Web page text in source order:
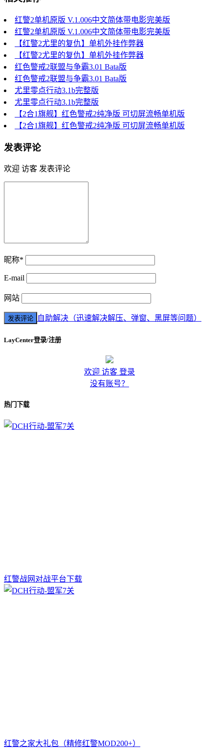
红警2单机原版 V.1.006中文简体带电影完美版
红警2单机原版 V.1.006中文简体带电影完美版
【红警2尤里的复仇】单机外挂作弊器
【红警2尤里的复仇】单机外挂作弊器
红色警戒2联盟与争霸3.01 Bata版
红色警戒2联盟与争霸3.01 Bata版
尤里零点行动3.1b完整版
尤里零点行动3.1b完整版
【2合1旗舰】红色警戒2纯净版 可切屏流畅单机版
【2合1旗舰】红色警戒2纯净版 可切屏流畅单机版
发表评论
欢迎 访客 发表评论
昵称*
E-mail
网站
自助解决（迅速解决解压、弹窗、黑屏等问题）
LayCenter登录/注册
欢迎 访客 登录
没有账号？
热门下载
红警战网对战平台下载
红警之家大礼包（精修红警MOD200+）